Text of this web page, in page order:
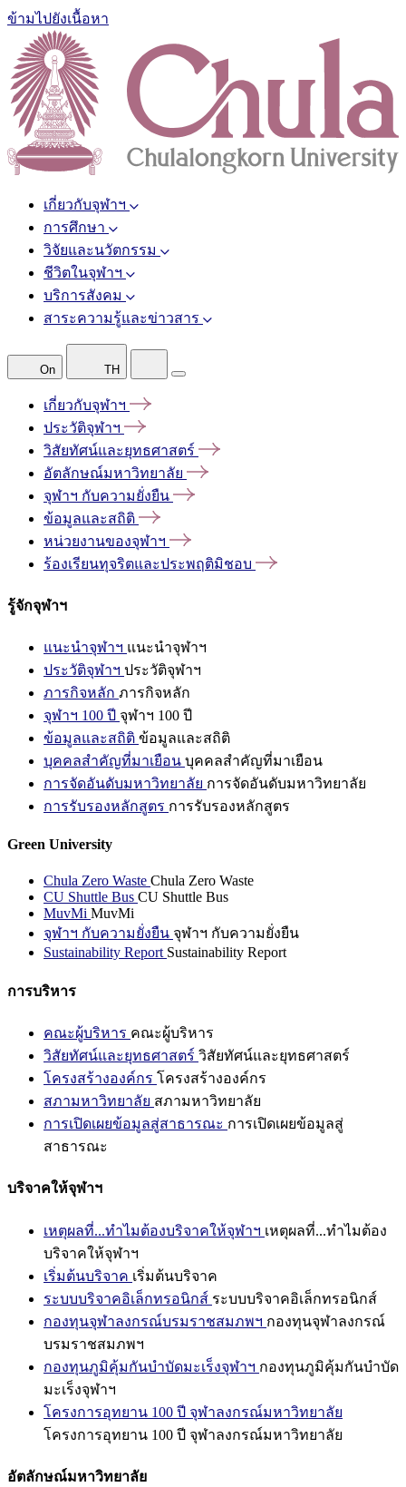
ข้ามไปยังเนื้อหา
เกี่ยวกับจุฬาฯ
การศึกษา
วิจัยและนวัตกรรม
ชีวิตในจุฬาฯ
บริการสังคม
สาระความรู้และข่าวสาร
On TH
เกี่ยวกับจุฬาฯ
ประวัติจุฬาฯ
วิสัยทัศน์และยุทธศาสตร์
อัตลักษณ์มหาวิทยาลัย
จุฬาฯ กับความยั่งยืน
ข้อมูลและสถิติ
หน่วยงานของจุฬาฯ
ร้องเรียนทุจริตและประพฤติมิชอบ
รู้จักจุฬาฯ
แนะนำจุฬาฯ แนะนำจุฬาฯ
ประวัติจุฬาฯ ประวัติจุฬาฯ
ภารกิจหลัก ภารกิจหลัก
จุฬาฯ 100 ปี จุฬาฯ 100 ปี
ข้อมูลและสถิติ ข้อมูลและสถิติ
บุคคลสำคัญที่มาเยือน บุคคลสำคัญที่มาเยือน
การจัดอันดับมหาวิทยาลัย การจัดอันดับมหาวิทยาลัย
การรับรองหลักสูตร การรับรองหลักสูตร
Green University
Chula Zero Waste Chula Zero Waste
CU Shuttle Bus CU Shuttle Bus
MuvMi MuvMi
จุฬาฯ กับความยั่งยืน จุฬาฯ กับความยั่งยืน
Sustainability Report Sustainability Report
การบริหาร
คณะผู้บริหาร คณะผู้บริหาร
วิสัยทัศน์และยุทธศาสตร์ วิสัยทัศน์และยุทธศาสตร์
โครงสร้างองค์กร โครงสร้างองค์กร
สภามหาวิทยาลัย สภามหาวิทยาลัย
การเปิดเผยข้อมูลสู่สาธารณะ การเปิดเผยข้อมูลสู่
สาธารณะ
บริจาคให้จุฬาฯ
เหตุผลที่...ทำไมต้องบริจาคให้จุฬาฯ เหตุผลที่...ทำไมต้อง
บริจาคให้จุฬาฯ
เริ่มต้นบริจาค เริ่มต้นบริจาค
ระบบบริจาคอิเล็กทรอนิกส์ ระบบบริจาคอิเล็กทรอนิกส์
กองทุนจุฬาลงกรณ์บรมราชสมภพฯ กองทุนจุฬาลงกรณ์
บรมราชสมภพฯ
กองทุนภูมิคุ้มกันบำบัดมะเร็งจุฬาฯ กองทุนภูมิคุ้มกันบำบัด
มะเร็งจุฬาฯ
โครงการอุทยาน 100 ปี จุฬาลงกรณ์มหาวิทยาลัย
โครงการอุทยาน 100 ปี จุฬาลงกรณ์มหาวิทยาลัย
อัตลักษณ์มหาวิทยาลัย